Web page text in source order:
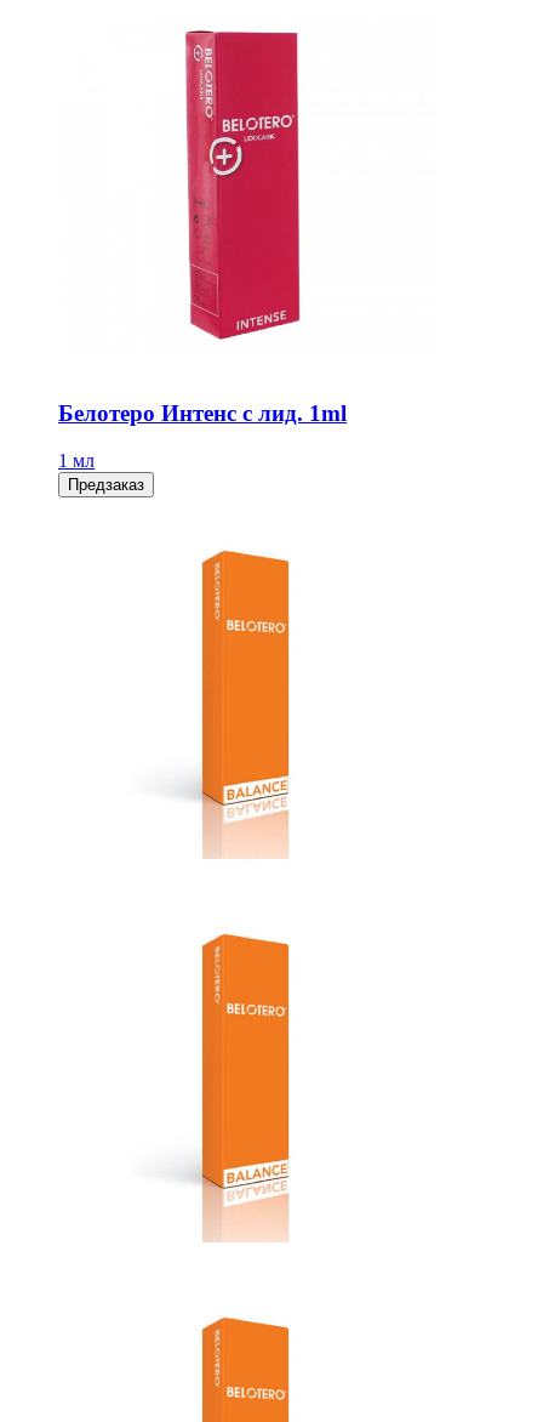
Белотеро Интенс с лид. 1ml
1 мл
Предзаказ